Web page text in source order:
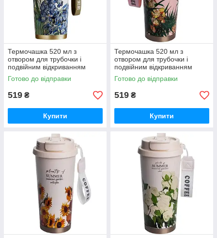
Термочашка 520 мл з
отвором для трубочки і
подвійним відкриванням
білий HP-FM-352-1
Готово до відправки
519 ₴
Купити
Термочашка 520 мл з
отвором для трубочки і
подвійним відкриванням
рожевий HP-FM-352-2
Готово до відправки
519 ₴
Купити